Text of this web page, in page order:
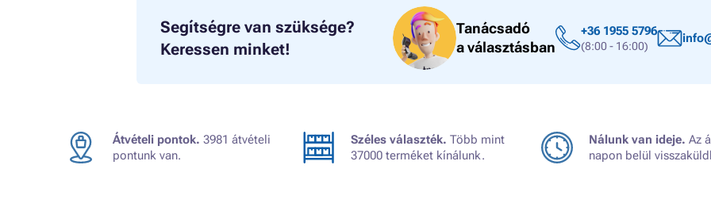
Segítségre van szüksége?
Keressen minket!
Tanácsadó
a választásban
+36 1955 5796
(8:00 - 16:00)
Átvételi pontok. 3981 átvételi
pontunk van.
Széles választék. Több mint
37000 terméket kínálunk.
Nálunk van ideje. Az
napon belül